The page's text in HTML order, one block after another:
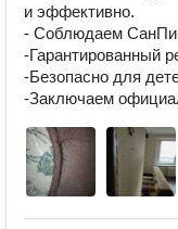
и эффективно.
- Соблюдаем
-Гарантированный
-Безопасно для
-Заключаем